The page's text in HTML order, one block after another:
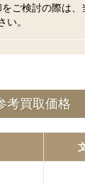
ご検討の際は
。
考買取価格